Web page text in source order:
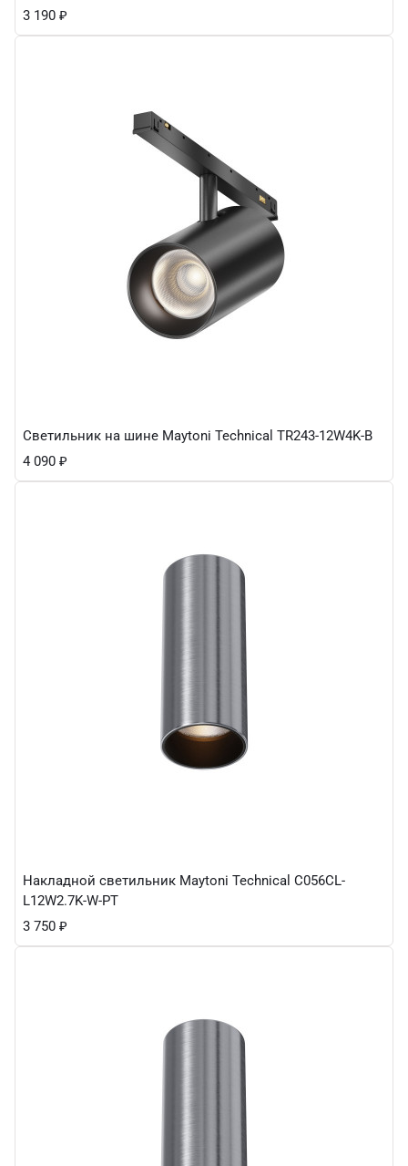
3 190 ₽
Светильник на шине Maytoni Technical TR243-12W4K-B
4 090 ₽
Накладной светильник Maytoni Technical C056CL-
L12W2.7K-W-PT
3 750 ₽